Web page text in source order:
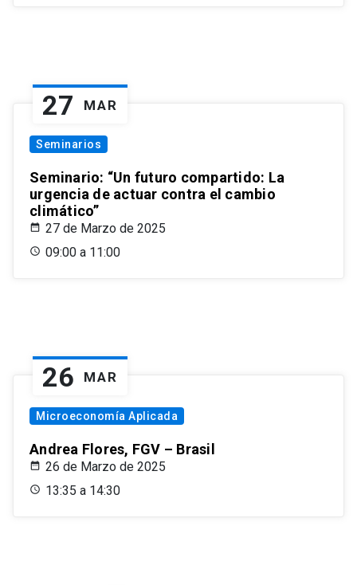
27 MAR
Seminarios
Seminario: “Un futuro compartido: La
urgencia de actuar contra el cambio
climático”
27 de Marzo de 2025
09:00 a 11:00
26 MAR
Microeconomía Aplicada
Andrea Flores, FGV – Brasil
26 de Marzo de 2025
13:35 a 14:30